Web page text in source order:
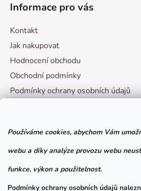
Používáme cookies, abychom Vám
webu a díky analýze provozu webu
funkce, výkon a použitelnost.
Podmínky ochrany osobních údajů
Informace pro vás
Kontakt
Jak nakupovat
Hodnocení obchodu
Obchodní podmínky
Podmínky ochrany osobních údajů
Facebook